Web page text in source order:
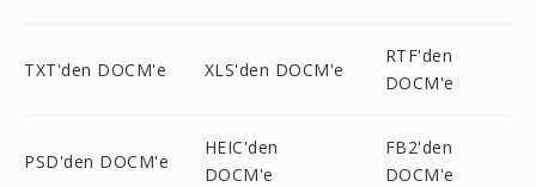
TXT'den DOCM'e XLS'den DOCM'e
RTF'den
DOCM'e
PSD'den DOCM'e
HEIC'den
DOCM'e
FB2'den
DOCM'e